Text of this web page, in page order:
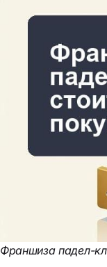
Франшиза падел-